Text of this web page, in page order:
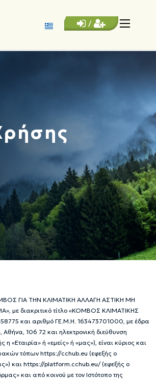
/
ΓΙΑ ΤΗΝ ΚΛΙΜΑΤΙΚΗ ΑΛΛΑΓΗ ΑΣΤΙΚΗ ΜΗ
με διακριτικό τίτλο «ΚΟΜΒΟΣ ΚΛΙΜΑΤΙΚΗΣ
και αριθμό ΓΕ.Μ.Η. 163473701000, με έδρα
Αθήνα, 106 72 και ηλεκτρονική διεύθυνση
«Εταιρία» ή «εμείς» ή «μας»), είναι κύριος και
τόπων https://cchub.eu (εφεξής ο
και https://platform.cchub.eu/ (εφεξής ο
και από κοινού με τον Ιστότοπο της